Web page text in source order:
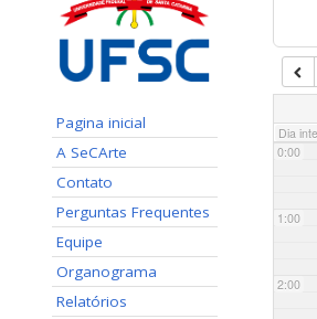
Pagina inicial
A SeCArte
Contato
Perguntas Frequentes
Equipe
Organograma
Relatórios
Dia
0:00
1:00
2:00